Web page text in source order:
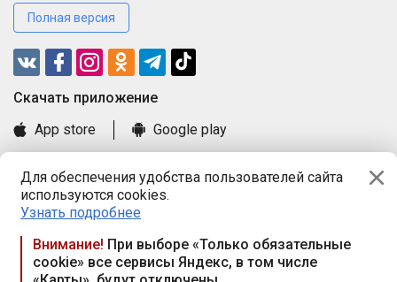
Для обеспечения удобства пользователей сайта
используются cookies.
Узнать подробнее
Внимание! При выборе «Только обязательные
cookie» все сервисы Яндекс, в том числе
Полная версия
Cкачать приложение
App store
Google play
Книга замечаний и предложений
Правила и документы
Praca.by © 2000—2026, ООО «ПРАЦА БАЙ»
Республика Беларусь, 220114, г. Минск, пр-т Независимости
117а, пом. № 9.